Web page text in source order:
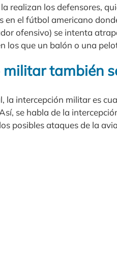
realizan los defensores,
en el fútbol americano
ofensivo) se intenta
los que un balón o una
militar también
la intercepción militar es
se habla de la
posibles ataques de la